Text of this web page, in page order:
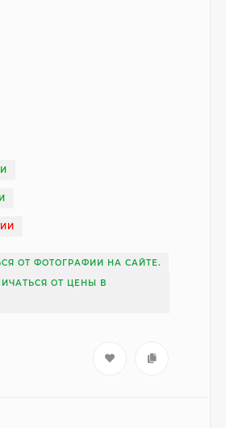
ОТ ФОТОГРАФИИ НА САЙТЕ.
ОТ ЦЕНЫ В